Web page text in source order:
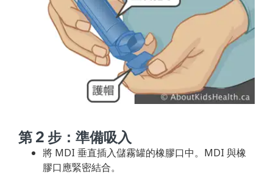
第 2 步：準備吸入
將 MDI 垂直插入儲霧罐的橡膠口中。MDI 與橡
膠口應緊密結合。